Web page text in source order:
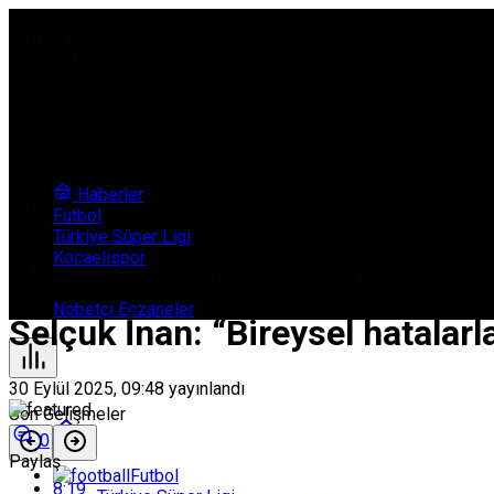
GR. ALTIN 5.966,21
%0.22
0,000000
8 Ağustos 2026, Cts
Nöbetçi Eczaneler
Futbol
Son Gelişmeler
8:19
Haberler
Futbol
Türkiye Süper Ligi
Kocaelispor
Selçuk İnan: “Bireysel
30 Eylül 2025, 09:48 yayınlandı
0
Paylaş